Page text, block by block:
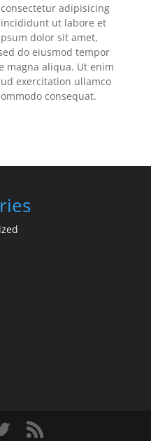
adipisicing
ut labore et
dolor sit amet,
do eiusmod tempor
magna aliqua. Ut enim
exercitation ullamco
consequat.